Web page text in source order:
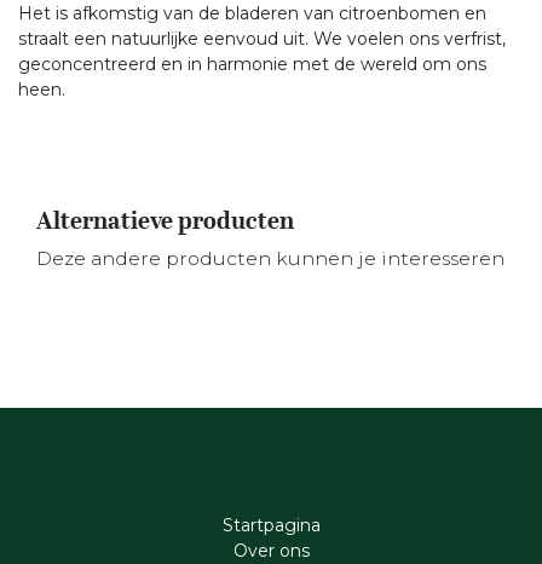
Het is afkomstig van de bladeren van citroenbomen en
straalt een natuurlijke eenvoud uit. We voelen ons verfrist,
geconcentreerd en in harmonie met de wereld om ons
heen.
Alternatieve producten
Deze andere producten kunnen je interesseren
Startpagina
Ove​r​ ons